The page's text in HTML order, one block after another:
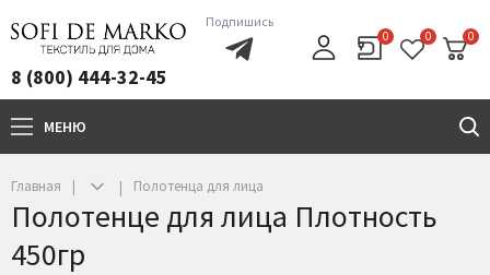
8 (800) 444-32-45
Подпишись
0 0 0
МЕНЮ
Главная Полотенца для лица
Полотенце для лица Плотность
450гр